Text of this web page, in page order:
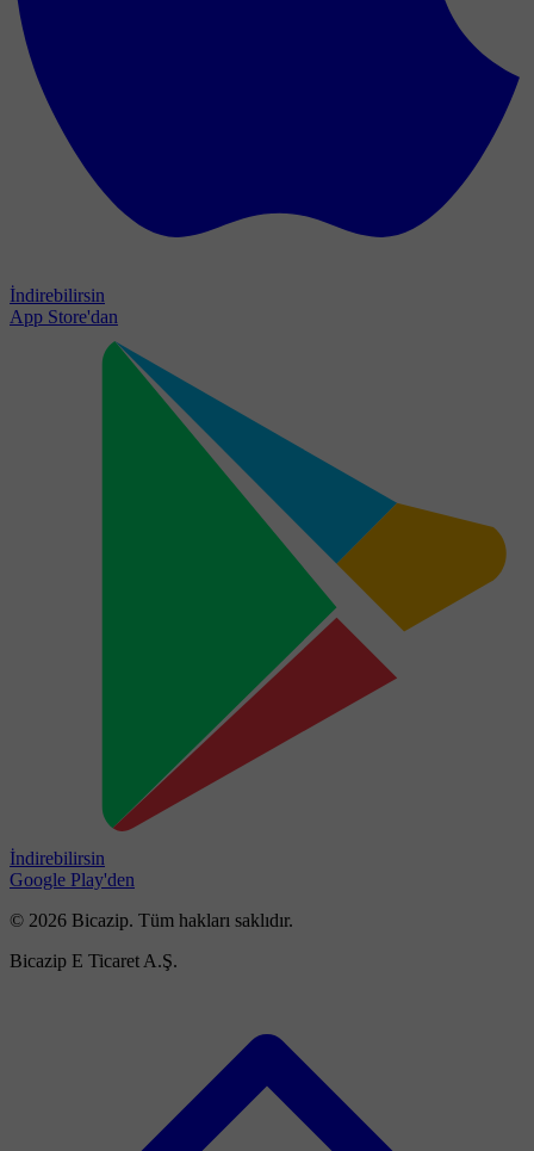
İndirebilirsin
App Store'dan
İndirebilirsin
Google Play'den
© 2026 Bicazip. Tüm hakları saklıdır.
Bicazip E Ticaret A.Ş.